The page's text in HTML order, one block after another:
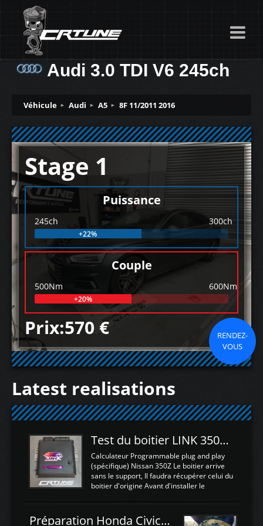
Audi 3.0 TDI V6 245ch
Véhicule Audi A5 8F 11/2011 2016
Stage 1
Puissance
245ch 300ch
+22%
Couple
500Nm 600Nm
+20%
Prix:570 €
RENDEZ-
VOUS
Latest realisations
Test du boitier LINK 350Z Plugin ECU
Calculateur Programmable plug and play
(spécifique) Nissan 350Z Le boitier arrive
sans le support, Il faudra récupérer celui du
boitier d'origine Avant d'installer le
d'envoyer l'information de la large bande
Préparation Honda Civic Type R FK2